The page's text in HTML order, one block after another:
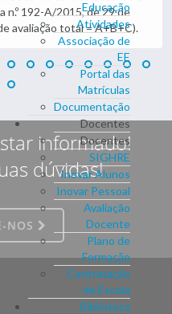
Educação
Atividades
Associação de
EE
Portal das
Matrículas
Documentação
Docentes
Docentes
SIGHRE
Inovar Alunos
Inovar Pessoal
Avaliação
Docente
Plano de
Formação
Contratação
de Escola
Biblioteca
192-A/2015, de 29 de
avaliação total = A+B+C).
informado!
dúvidas!
NOS